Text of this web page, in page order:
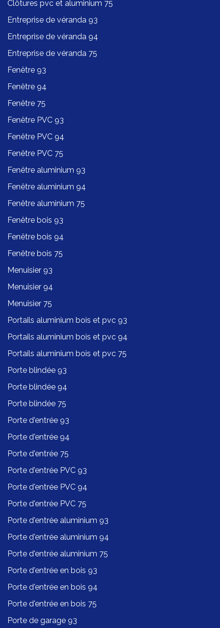
Clôtures pvc et aluminium 75
Entreprise de véranda 93
Entreprise de véranda 94
Entreprise de véranda 75
Fenêtre 93
Fenêtre 94
Fenêtre 75
Fenêtre PVC 93
Fenêtre PVC 94
Fenêtre PVC 75
Fenêtre aluminium 93
Fenêtre aluminium 94
Fenêtre aluminium 75
Fenêtre bois 93
Fenêtre bois 94
Fenêtre bois 75
Menuisier 93
Menuisier 94
Menuisier 75
Portails aluminium bois et pvc 93
Portails aluminium bois et pvc 94
Portails aluminium bois et pvc 75
Porte blindée 93
Porte blindée 94
Porte blindée 75
Porte d'entrée 93
Porte d'entrée 94
Porte d'entrée 75
Porte d'entrée PVC 93
Porte d'entrée PVC 94
Porte d'entrée PVC 75
Porte d'entrée aluminium 93
Porte d'entrée aluminium 94
Porte d'entrée aluminium 75
Porte d'entrée en bois 93
Porte d'entrée en bois 94
Porte d'entrée en bois 75
Porte de garage 93